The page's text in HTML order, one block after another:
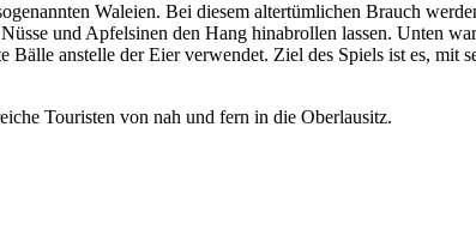
Waleien. Bei diesem altertümlichen Brauch
und Apfelsinen den Hang hinabrollen lassen. Unten
anstelle der Eier verwendet. Ziel des Spiels ist es, mit
Touristen von nah und fern in die Oberlausitz.